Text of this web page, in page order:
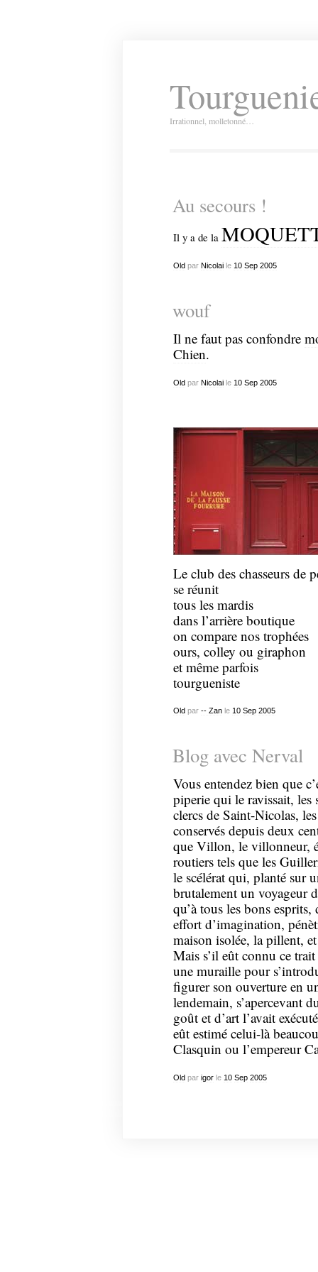
Irrationnel, molletonné…
Au secours !
Il y a de la
Oldpar Nicolaile 10 Sep 2005
wouf
Il ne faut pas confondre
Chien.
Oldpar Nicolaile 10 Sep 2005
Le club des chasseurs de
se réunit
tous les mardis
dans l’arrière boutique
on compare nos trophées
ours, colley ou giraphon
et même parfois
tourgueniste
Oldpar -- Zanle 10 Sep 2005
Blog avec Nerval
Vous entendez bien que
piperie qui le ravissait, les
clercs de Saint-Nicolas,
conservés depuis deux
que Villon, le villonneur,
routiers tels que les
le scélérat qui, planté sur
brutalement un voyageur
qu’à tous les bons
effort d’imagination,
maison isolée, la pillent,
Mais s’il eût connu ce
une muraille pour
figurer son ouverture en
lendemain, s’apercevant
goût et d’art l’avait
eût estimé celui-là
Clasquin ou l’empereur
Oldpar igorle 10 Sep 2005